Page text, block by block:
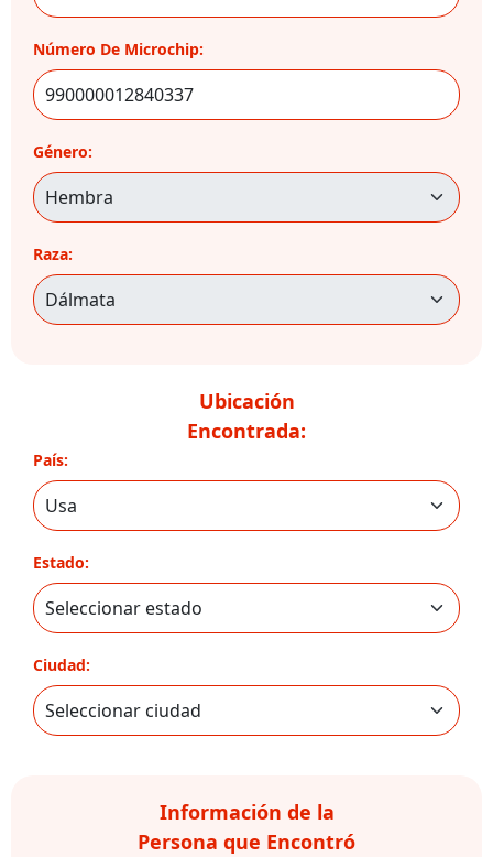
Número De Microchip:
Género:
Raza:
Ubicación
Encontrada:
País:
Estado:
Ciudad:
Información de la
Persona que Encontró